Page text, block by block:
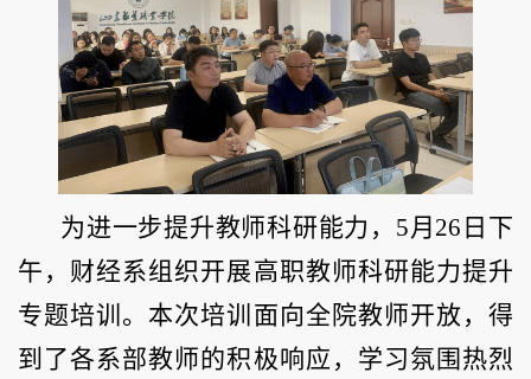
为进一步提升教师科研能力，5月26日下
午，财经系组织开展高职教师科研能力提升
专题培训。本次培训面向全院教师开放，得
到了各系部教师的积极响应，学习氛围热烈